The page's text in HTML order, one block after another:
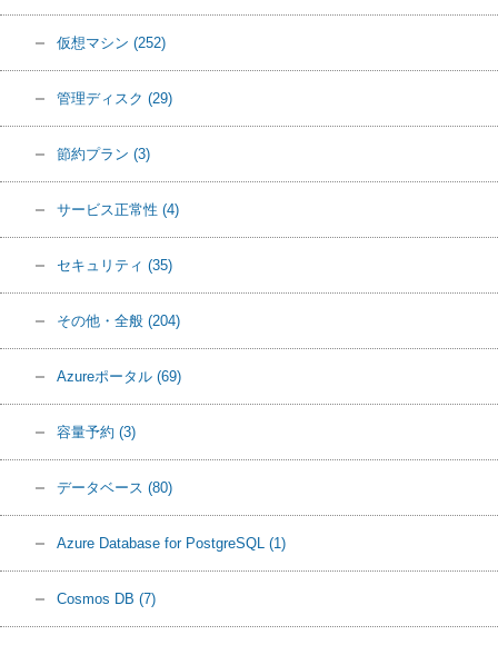
仮想マシン (252)
管理ディスク (29)
節約プラン (3)
サービス正常性 (4)
セキュリティ (35)
その他・全般 (204)
Azureポータル (69)
容量予約 (3)
データベース (80)
Azure Database for PostgreSQL (1)
Cosmos DB (7)